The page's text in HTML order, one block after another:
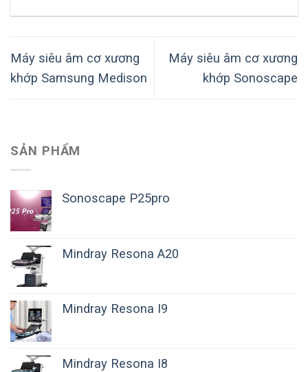
Máy siêu âm cơ xương
khớp Samsung Medison
Máy siêu âm cơ xương
khớp Sonoscape
SẢN PHẨM
Sonoscape P25pro
Mindray Resona A20
Mindray Resona I9
Mindray Resona I8